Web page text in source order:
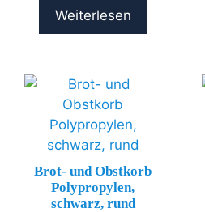
Weiterlesen
Brot- und Obstkorb
Polypropylen,
schwarz, rund